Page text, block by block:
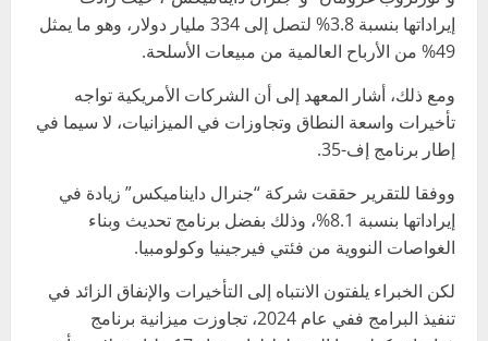
إيراداتها بنسبة 3.8% لتصل إلى 334 مليار دولار، وهو ما يمثل
49% من الأرباح العالمية من مبيعات الأسلحة.
ومع ذلك، أشار المعهد إلى أن الشركات الأمريكية تواجه
تأخيرات واسعة النطاق وتجاوزات في الميزانيات، لا سيما في
إطار برنامج إف-35.
ووفقا للتقرير حققت شركة “جنرال دايناميكس” زيادة في
إيراداتها بنسبة 8.1%، وذلك بفضل برنامج تحديث وبناء
الغواصات النووية من فئتي فيرجينيا وكولومبيا.
لكن الخبراء يلفتون الانتباه إلى التأخيرات والإنفاق الزائد في
تنفيذ البرامج ففي عام 2024، تجاوزت ميزانية برنامج